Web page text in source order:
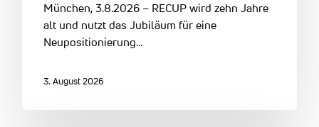
München, 3.8.2026 – RECUP wird zehn Jahre
alt und nutzt das Jubiläum für eine
Neupositionierung…
3. August 2026